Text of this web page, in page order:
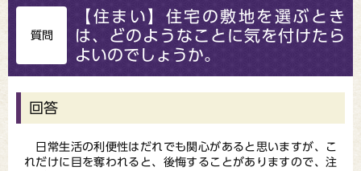
質問
【住まい】住宅の敷地を選ぶとき
は、どのようなことに気を付けたら
よいのでしょうか。
回答
日常生活の利便性はだれでも関心があると思いますが、こ
れだけに目を奪われると、後悔することがありますので、注